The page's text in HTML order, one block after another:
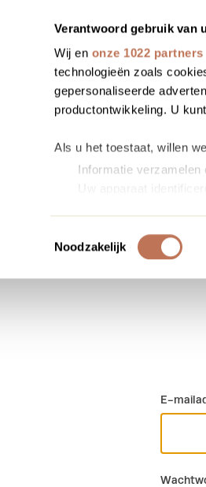
Verantwoord gebruik van
Wij en onze 1022 partners
technologieën zoals
gepersonaliseerde
productontwikkeling. U
Als u het toestaat, willen
Informatie verzamelen
Lees meer over hoe uw
in. U kunt
Toestemmingsselectie
Noodzakelijk
E-